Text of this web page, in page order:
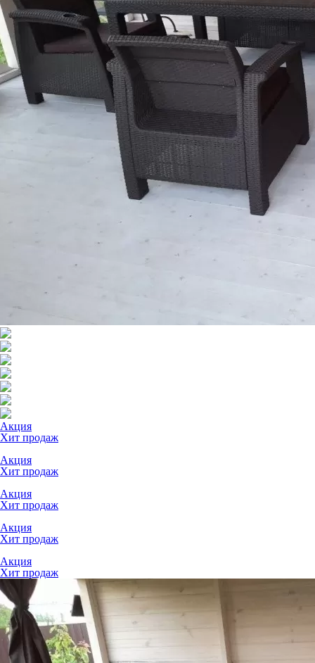
Акция
Хит продаж
Акция
Хит продаж
Акция
Хит продаж
Акция
Хит продаж
Акция
Хит продаж